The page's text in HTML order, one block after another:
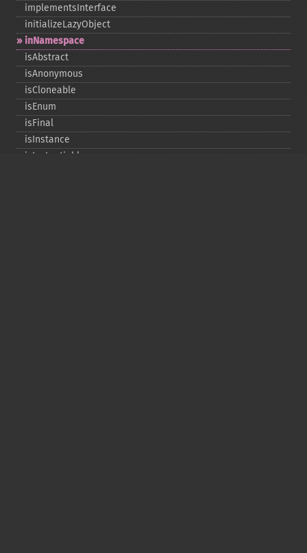
implementsInterface
initializeLazyObject
inNamespace
isAbstract
isAnonymous
isCloneable
isEnum
isFinal
isInstance
isInstantiable